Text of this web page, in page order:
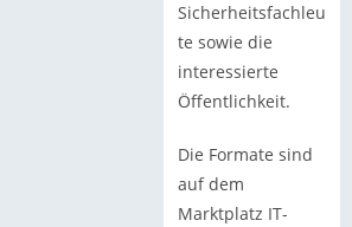
Sicherheitsfachleu
te sowie die
interessierte
Öffentlichkeit.
Die Formate sind
auf dem
Marktplatz IT-